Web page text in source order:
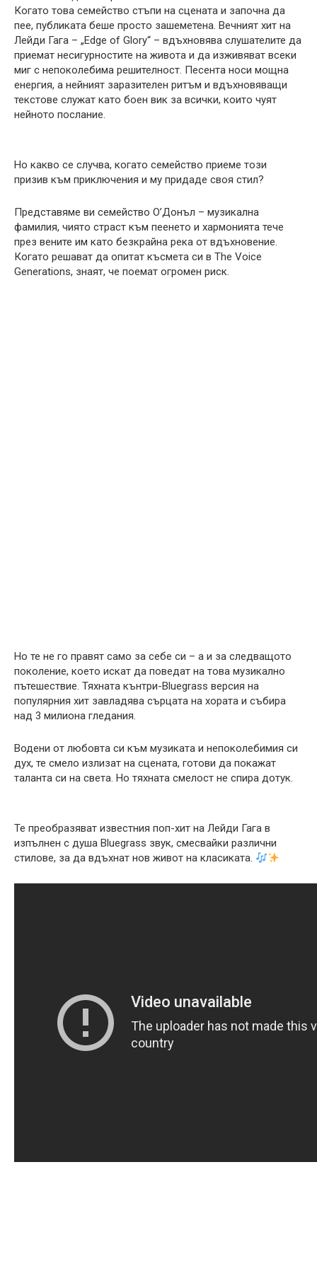
Когато това семейство стъпи на сцената и започна да
пее, публиката беше просто зашеметена. Вечният хит на
Лейди Гага – „Edge of Glory“ – вдъхновява слушателите да
приемат несигурностите на живота и да изживяват всеки
миг с непоколебима решителност. Песента носи мощна
енергия, а нейният заразителен ритъм и вдъхновяващи
текстове служат като боен вик за всички, които чуят
нейното послание.
Но какво се случва, когато семейство приеме този
призив към приключения и му придаде своя стил?
Представяме ви семейство О’Донъл – музикална
фамилия, чиято страст към пеенето и хармонията тече
през вените им като безкрайна река от вдъхновение.
Когато решават да опитат късмета си в The Voice
Generations, знаят, че поемат огромен риск.
Но те не го правят само за себе си – а и за следващото
поколение, което искат да поведат на това музикално
пътешествие. Тяхната кънтри-Bluegrass версия на
популярния хит завладява сърцата на хората и събира
над 3 милиона гледания.
Водени от любовта си към музиката и непоколебимия си
дух, те смело излизат на сцената, готови да покажат
таланта си на света. Но тяхната смелост не спира дотук.
Те преобразяват известния поп-хит на Лейди Гага в
изпълнен с душа Bluegrass звук, смесвайки различни
стилове, за да вдъхнат нов живот на класиката.